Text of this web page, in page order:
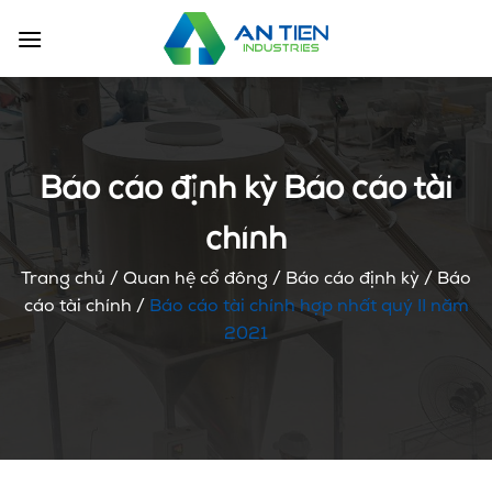
đến
dung
Báo cáo định kỳ Báo cáo tài
chính
Trang chủ / Quan hệ cổ đông / Báo cáo định kỳ / Báo
cáo tài chính / Báo cáo tài chính hợp nhất quý II năm
2021